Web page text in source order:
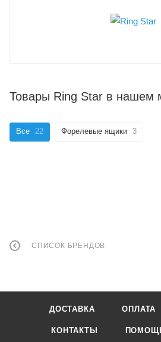
Товары Ring Star в нашем
Все 22 Форелевые ящики 3
СПИСОК БРЕНДОВ
ДОСТАВКА ОПЛАТА
КОНТАКТЫ